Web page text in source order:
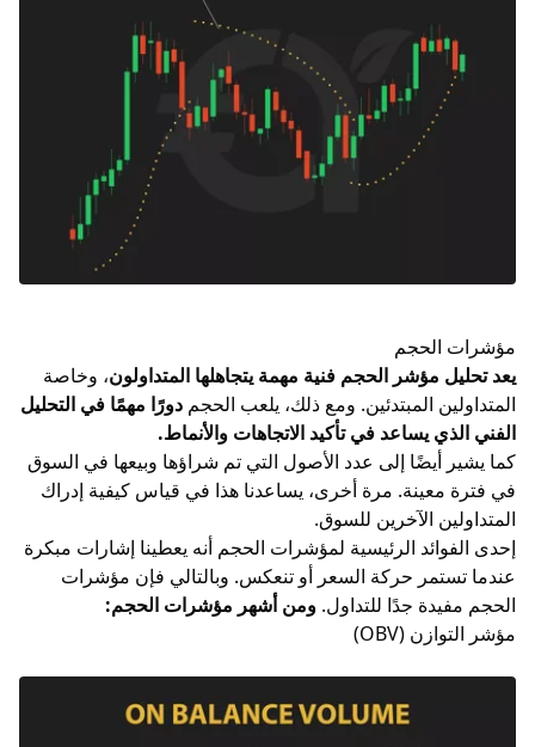
مؤشرات الحجم
يعد تحليل مؤشر الحجم فنية مهمة يتجاهلها المتداولون، وخاصة
المتداولين المبتدئين. ومع ذلك، يلعب الحجم دورًا مهمًا في التحليل
الفني الذي يساعد في تأكيد الاتجاهات والأنماط.
كما يشير أيضًا إلى عدد الأصول التي تم شراؤها وبيعها في السوق
في فترة معينة. مرة أخرى، يساعدنا هذا في قياس كيفية إدراك
المتداولين الآخرين للسوق.
إحدى الفوائد الرئيسية لمؤشرات الحجم أنه يعطينا إشارات مبكرة
عندما تستمر حركة السعر أو تنعكس. وبالتالي فإن مؤشرات
الحجم مفيدة جدًا للتداول. ومن أشهر مؤشرات الحجم:
مؤشر التوازن (OBV)